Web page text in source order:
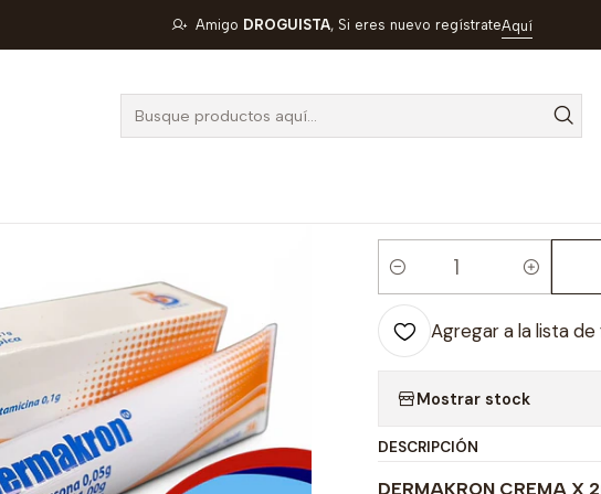
Amigo DROGUISTA, Si eres nuevo regístrateAquí
DERMAKRON CREMA X 20 GR - BETAMETASONA+ CLOTRIMAZOL+
DERMAKRON
Cantidad
Agregar a la lista
Mostrar stock
DESCRIPCIÓN
DERMAKRON CREMA